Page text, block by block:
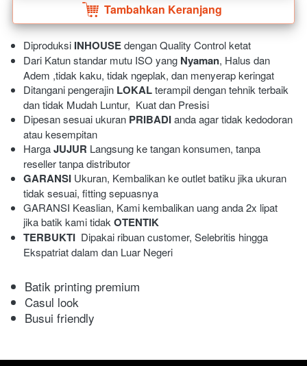
` Tambahkan Keranjang
Diproduksi INHOUSE dengan Quality Control ketat
Dari Katun standar mutu ISO yang Nyaman, Halus dan
Adem ,tidak kaku, tidak ngeplak, dan menyerap keringat
Ditangani pengerajin LOKAL terampil dengan tehnik terbaik
dan tidak Mudah Luntur,  Kuat dan Presisi
Dipesan sesuai ukuran PRIBADI anda agar tidak kedodoran
atau kesempitan
Harga JUJUR Langsung ke tangan konsumen, tanpa
reseller tanpa distributor
GARANSI Ukuran, Kembalikan ke outlet batiku jika ukuran
tidak sesuai, fitting sepuasnya
GARANSI Keaslian, Kami kembalikan uang anda 2x lipat
jika batik kami tidak OTENTIK
TERBUKTI
  Dipakai ribuan customer, Selebritis hingga
Ekspatriat dalam dan Luar Negeri
Batik printing premium
Casul look
Busui friendly